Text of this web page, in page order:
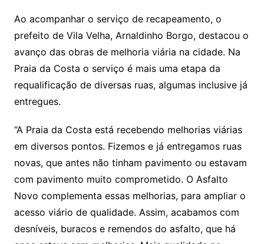
Ao acompanhar o serviço de recapeamento, o
prefeito de Vila Velha, Arnaldinho Borgo, destacou o
avanço das obras de melhoria viária na cidade. Na
Praia da Costa o serviço é mais uma etapa da
requalificação de diversas ruas, algumas inclusive já
entregues.
“A Praia da Costa está recebendo melhorias viárias
em diversos pontos. Fizemos e já entregamos ruas
novas, que antes não tinham pavimento ou estavam
com pavimento muito comprometido. O Asfalto
Novo complementa essas melhorias, para ampliar o
acesso viário de qualidade. Assim, acabamos com
desníveis, buracos e remendos do asfalto, que há